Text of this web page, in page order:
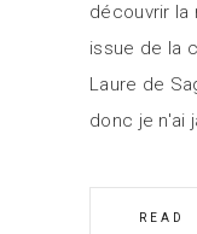
découvrir
issue de la
Laure de
donc je n'ai
READ